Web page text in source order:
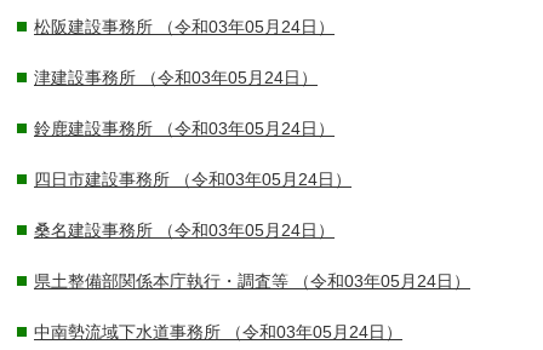
松阪建設事務所 （令和03年05月24日）
津建設事務所 （令和03年05月24日）
鈴鹿建設事務所 （令和03年05月24日）
四日市建設事務所 （令和03年05月24日）
桑名建設事務所 （令和03年05月24日）
県土整備部関係本庁執行・調査等 （令和03年05月24日）
中南勢流域下水道事務所 （令和03年05月24日）